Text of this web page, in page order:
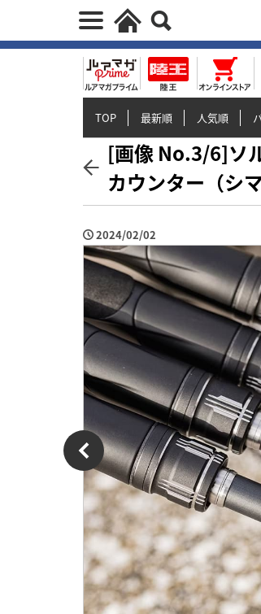
TOP 最新順 人気順
[画像 No.3/6]ソ
カウンター（シ
2024/02/02